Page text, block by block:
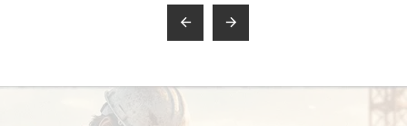
 